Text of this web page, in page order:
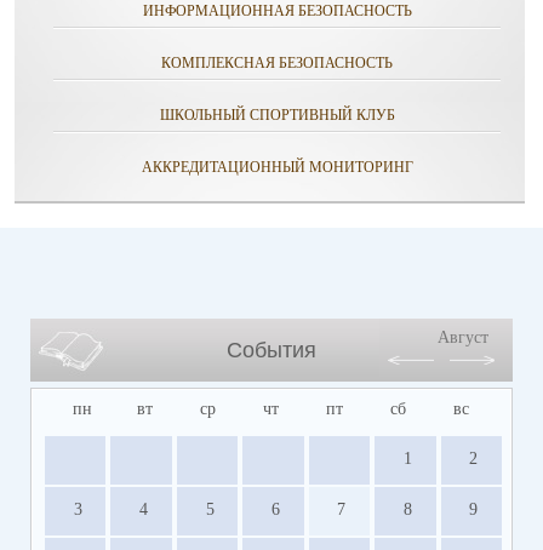
ИНФОРМАЦИОННАЯ БЕЗОПАСНОСТЬ
КОМПЛЕКСНАЯ БЕЗОПАСНОСТЬ
ШКОЛЬНЫЙ СПОРТИВНЫЙ КЛУБ
АККРЕДИТАЦИОННЫЙ МОНИТОРИНГ
События
Август
пн вт ср чт пт сб вс
1 2
3 4 5 6 7 8 9